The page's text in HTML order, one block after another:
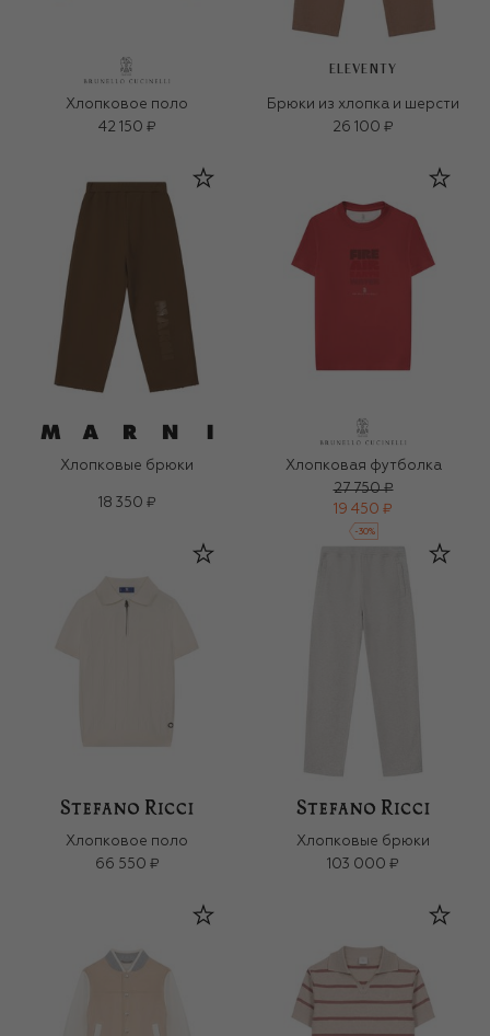
Хлопковое поло
42 150 ₽
ELEVENTY
Брюки из хлопка и шерсти
26 100 ₽
Хлопковые брюки
18 350 ₽
Хлопковая футболка
27 750 ₽
19 450 ₽
-30%
Хлопковое поло
66 550 ₽
Хлопковые брюки
103 000 ₽